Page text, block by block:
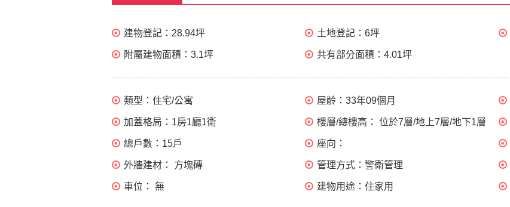
建物登記： 28.94坪 土地登記：6坪
附屬建物面積： 3.1坪 共有部分面積：4.01坪
類型： 住宅/公寓 屋齡：33年09個月
加蓋格局： 1房1廳1衛 樓層/總樓高： 位於7層/地上7層/地下1層
總戶數： 15戶 座向：
外牆建材： 方塊磚 管理方式：警衛管理
車位： 無 建物用途：住家用